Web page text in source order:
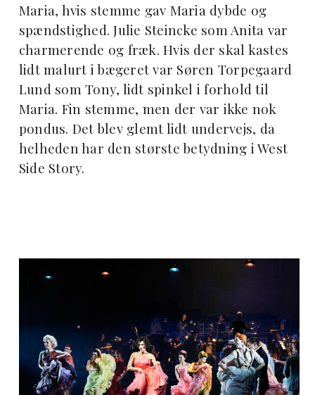
Maria, hvis stemme gav Maria dybde og
spændstighed. Julie Steincke som Anita var
charmerende og fræk. Hvis der skal kastes
lidt malurt i bægeret var Søren Torpegaard
Lund som Tony, lidt spinkel i forhold til
Maria. Fin stemme, men der var ikke nok
pondus. Det blev glemt lidt undervejs, da
helheden har den største betydning i West
Side Story.